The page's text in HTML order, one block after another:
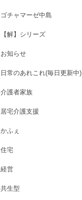
ゴチャマーゼ中島
【解】シリーズ
お知らせ
日常のあれこれ(毎日更新中)
介護者家族
居宅介護支援
かふぇ
住宅
経営
共生型